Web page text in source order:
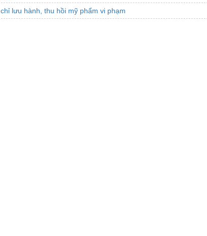
lưu hành, thu hồi mỹ phẩm vi phạm